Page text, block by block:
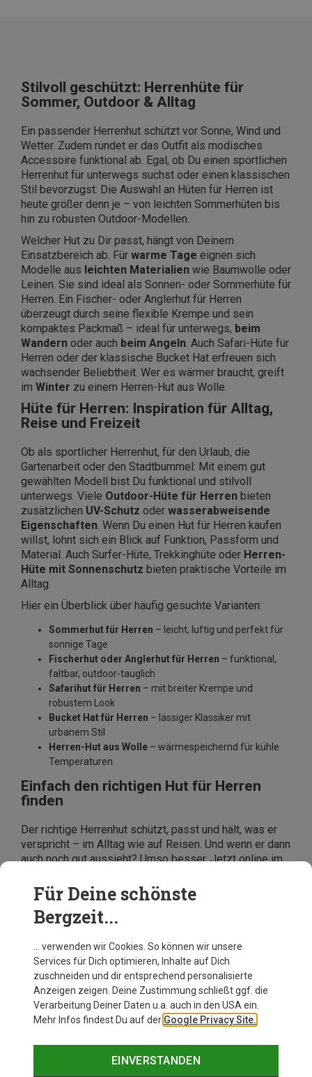
Stilvoll geschützt: Herrenhüte für
Sommer, Outdoor & Alltag
Ein passender Herrenhut schützt vor Sonne, Wind und
Wetter. Zudem rundet er das Outfit als modisches
Accessoire funktional ab. Egal, ob Du einen sportlichen
Herrenhut für unterwegs suchst oder einen klassischen
Stil bevorzugst: Die Auswahl an Hüten für Herren ist
heute größer denn je – von leichten Sommerhüten bis
hin zu robusten Outdoor-Modellen.
Welcher Hut zu Dir passt, hängt von Deinem
Einsatzbereich ab. Für warme Tage eignen sich
Modelle aus leichten Materialien wie Baumwolle oder
Leinen. Sie sind ideal als Sonnen- oder Sommerhüte für
Herren. Ein Fischer- oder Anglerhut für Herren
überzeugt durch seine flexible Krempe und sein
kompaktes Packmaß – ideal für unterwegs, beim
Wandern oder auch beim Angeln . Auch Safari-Hüte für
Herren oder der klassische Bucket Hat erfreuen sich
wachsender Beliebtheit. Wer es wärmer braucht, greift
im Winter zu einem Herren-Hut aus Wolle.
Hüte für Herren: Inspiration für Alltag,
Reise und Freizeit
Ob als sportlicher Herrenhut, für den Urlaub, die
Gartenarbeit oder den Stadtbummel: Mit einem gut
gewählten Modell bist Du funktional und stilvoll
unterwegs. Viele Outdoor-Hüte für Herren bieten
zusätzlichen UV-Schutz oder wasserabweisende
Eigenschaften . Wenn Du einen Hut für Herren kaufen
willst, lohnt sich ein Blick auf Funktion, Passform und
Material. Auch Surfer-Hüte, Trekkinghüte oder Herren-
Hüte mit Sonnenschutz bieten praktische Vorteile im
Alltag.
Hier ein Überblick über häufig gesuchte Varianten:
Sommerhut für Herren – leicht, luftig und perfekt für
sonnige Tage
Fischerhut oder Anglerhut für Herren – funktional,
faltbar, outdoor-tauglich
Safarihut für Herren – mit breiter Krempe und
robustem Look
Bucket Hat für Herren – lässiger Klassiker mit
urbanem Stil
Herren-Hut aus Wolle – wärmespeichernd für kühle
Temperaturen
Einfach den richtigen Hut für Herren
finden
Der richtige Herrenhut schützt, passt und hält, was er
verspricht – im Alltag wie auf Reisen. Und wenn er dann
auch noch gut aussieht? Umso besser. Jetzt online im
entdecken – für draußen, fürs Angeln, für jeden Tag.
Für Deine schönste
Bergzeit...
… verwenden wir Cookies. So können wir unsere
Services für Dich optimieren, Inhalte auf Dich
zuschneiden und dir entsprechend personalisierte
Anzeigen zeigen. Deine Zustimmung schließt ggf. die
Verarbeitung Deiner Daten u.a. auch in den USA ein.
Mehr Infos findest Du auf der Google Privacy Site.
EINVERSTANDEN